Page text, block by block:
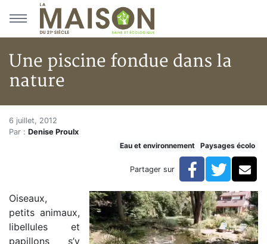
Aller au menu principal
Aller au contenu principal
Une piscine fondue dans la
nature
Accueil
Articles
Eau et environnement
Une piscine fondue dans la
6 juillet, 2012
Par : Denise Proulx
Eau et environnement
Paysages écolo
Partager sur Facebook
Oiseaux,
petits animaux,
libellules et
papillons s’y